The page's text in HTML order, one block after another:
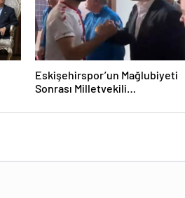
Eskişehirspor’un Mağlubiyeti
Sonrası Milletvekili